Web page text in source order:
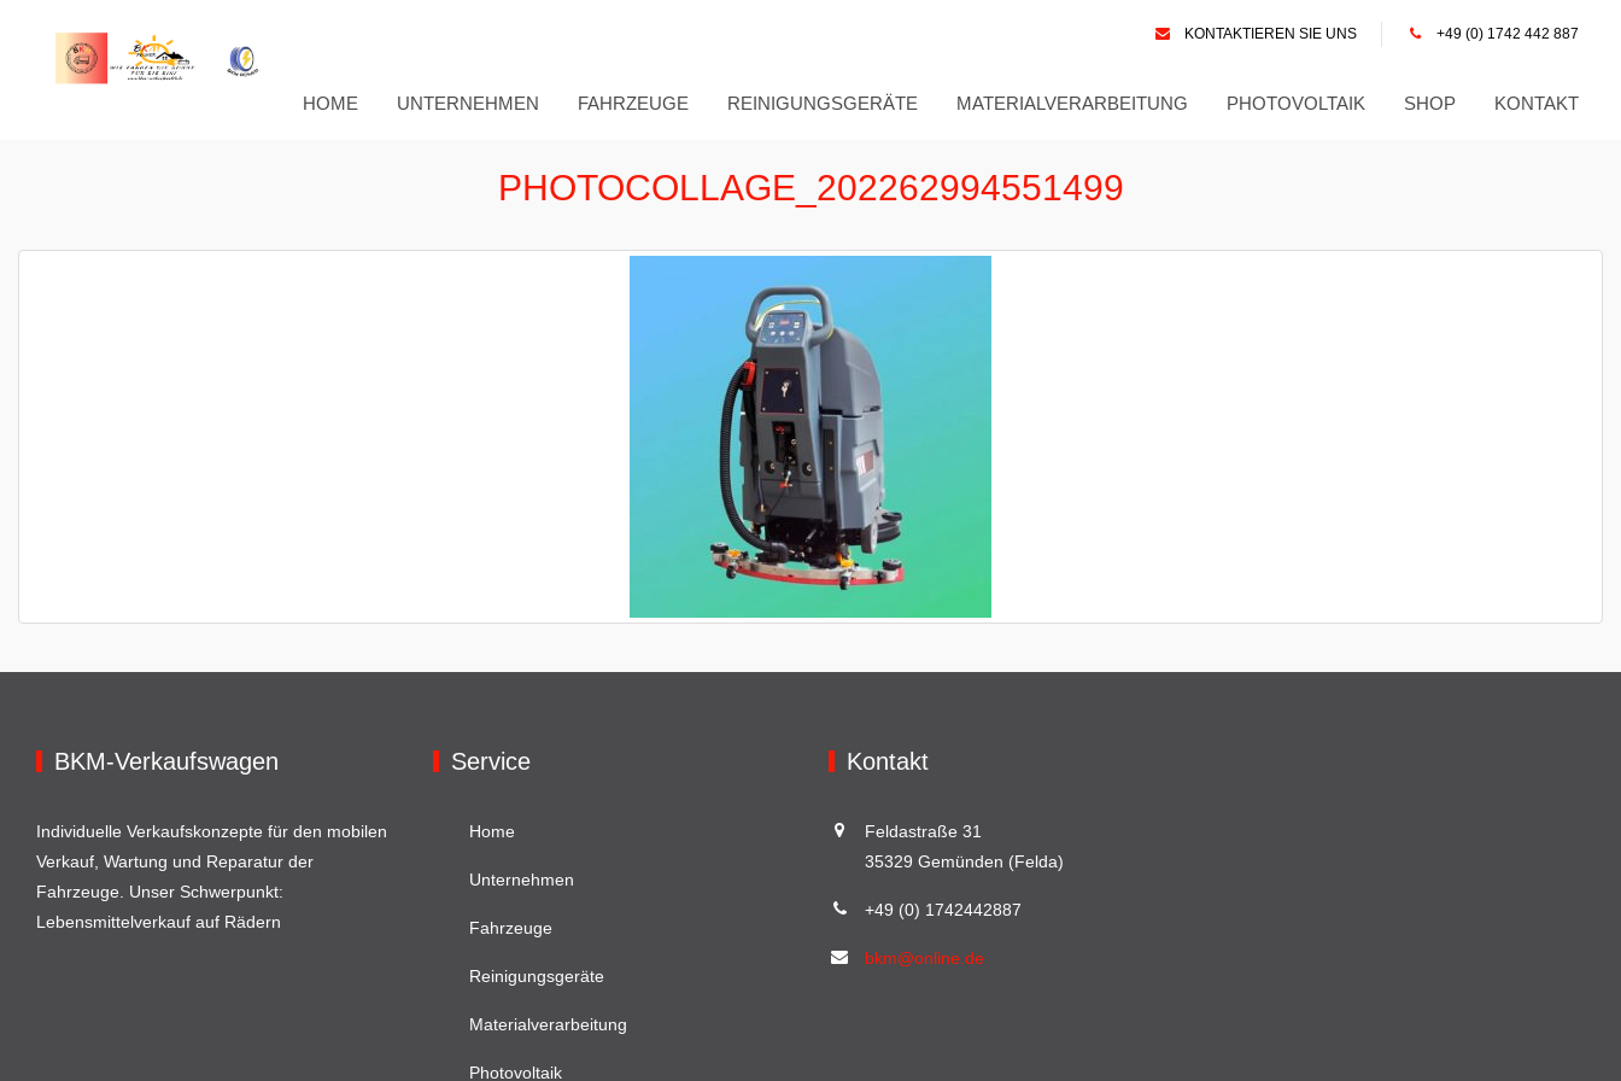
KONTAKTIEREN SIE UNS +49 (0) 1742 442 887
HOME UNTERNEHMEN FAHRZEUGE REINIGUNGSGERÄTE MATERIALVERARBEITUNG PHOTOVOLTAIK SHOP KONTAKT
PHOTOCOLLAGE_202262994551499
BKM-Verkaufswagen
Individuelle Verkaufskonzepte für den mobilen
Verkauf, Wartung und Reparatur der
Fahrzeuge. Unser Schwerpunkt:
Lebensmittelverkauf auf Rädern
Service
Home
Unternehmen
Fahrzeuge
Reinigungsgeräte
Materialverarbeitung
Photovoltaik
Kontakt
Feldastraße 31
35329 Gemünden (Felda)
+49 (0) 1742442887
bkm@online.de